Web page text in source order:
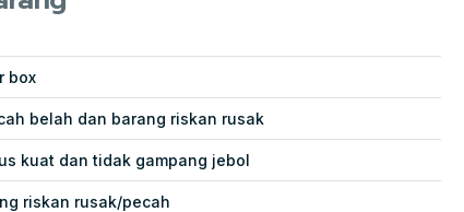
box
belah dan barang riskan rusak
kuat dan tidak gampang jebol
riskan rusak/pecah